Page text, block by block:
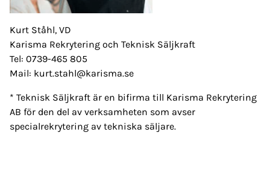
Kurt Ståhl, VD
Karisma Rekrytering och Teknisk Säljkraft
Tel: 0739-465 805
Mail: kurt.stahl@karisma.se
* Teknisk Säljkraft är en bifirma till Karisma Rekrytering
AB för den del av verksamheten som avser
specialrekrytering av tekniska säljare.